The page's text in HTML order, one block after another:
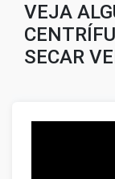
VEJA
SECAR